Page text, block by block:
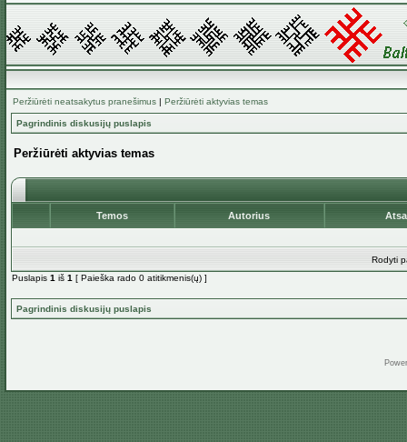
Peržiūrėti neatsakytus pranešimus | Peržiūrėti aktyvias temas
Pagrindinis diskusijų puslapis
Peržiūrėti aktyvias temas
Temos Autorius
Rodyti
Puslapis 1 iš 1 [ Paieška rado 0 atitikmenis(ų) ]
Pagrindinis diskusijų puslapis